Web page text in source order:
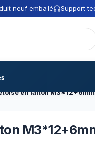
neuf emballé Support